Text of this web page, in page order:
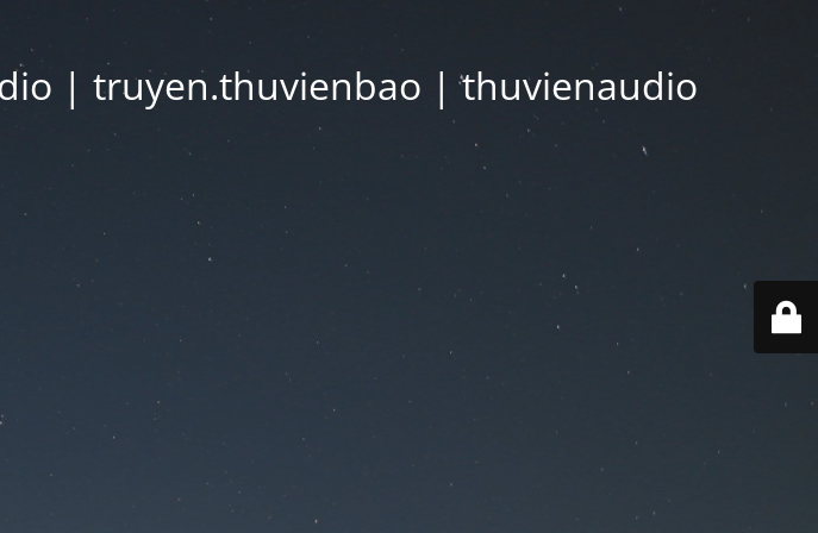
| truyen.thuvienbao | thuvienaudio